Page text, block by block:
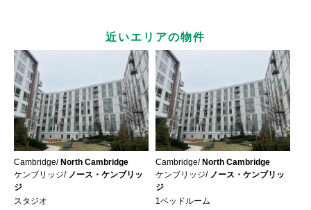
近いエリアの物件
Cambridge/ North Cambridge
ケンブリッジ/ ノース・ケンブリッ
ジ
スタジオ
Cambridge/ North Cambridge
ケンブリッジ/ ノース・ケンブリッ
ジ
1ベッドルーム